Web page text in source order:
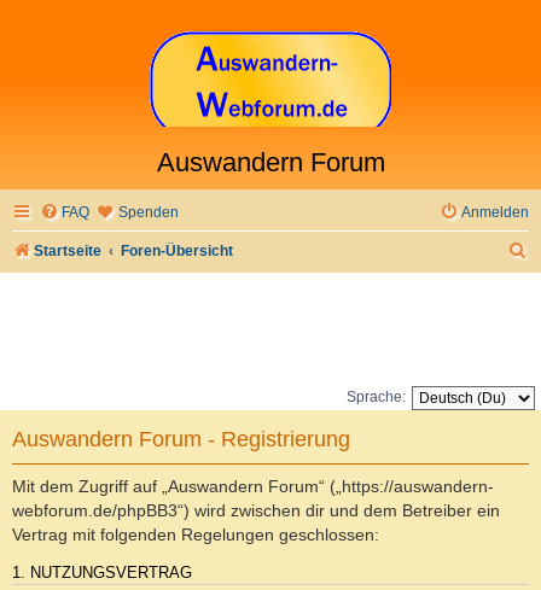
Auswandern Forum
FAQ Spenden Anmelden
Startseite Foren-Übersicht
Sprache:
Auswandern Forum - Registrierung
Mit dem Zugriff auf „Auswandern Forum“ („https://auswandern-
webforum.de/phpBB3“) wird zwischen dir und dem Betreiber ein
Vertrag mit folgenden Regelungen geschlossen:
1. NUTZUNGSVERTRAG